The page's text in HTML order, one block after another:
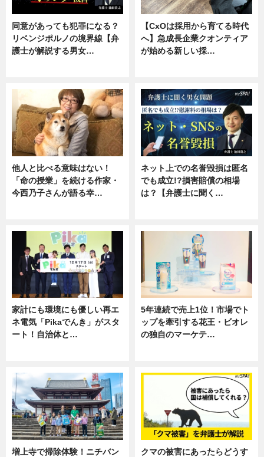
同意があっても犯罪になる？
リベンジポルノの境界線【弁
護士が解説する男女…
【CxOは採用から育てる時代
へ】急成長企業クオンティア
が始める新しい採…
他人と比べる意味はない！
「命の授業」を続ける作家・
今西乃子さんが語る幸…
ネット上での名誉毀損は匿名
でも成立!?損害賠償の相場
は？【弁護士に聞く…
家計にも環境にも優しい再エ
ネ電気「Pikaでんき」がスタ
ート！自治体と…
5年連続で売上1位！市場でト
ップを牽引する花王・ビオレ
の独自のマーケテ…
増上寺で掃除体験！ニチバン
クマの被害にあったらどうす